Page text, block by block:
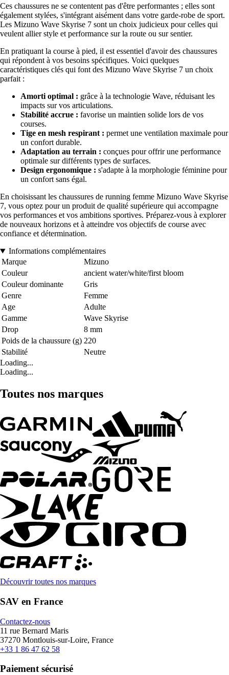
Ces chaussures ne se contentent pas d'être performantes ; elles sont
également stylées, s'intégrant aisément dans votre garde-robe de sport.
Les Mizuno Wave Skyrise 7 sont un choix judicieux pour celles qui
veulent allier style et performance sur la route ou sur sentier.
En pratiquant la course à pied, il est essentiel d'avoir des chaussures
qui répondent à vos besoins spécifiques. Voici quelques
caractéristiques clés qui font des Mizuno Wave Skyrise 7 un choix
parfait :
Amorti optimal : grâce à la technologie Wave, réduisant les
impacts sur vos articulations.
Stabilité accrue : favorise un maintien solide lors de vos
courses.
Tige en mesh respirant : permet une ventilation maximale pour
un confort durable.
Adaptation au terrain : conçues pour offrir une performance
optimale sur différents types de surfaces.
Design ergonomique : s'adapte à la morphologie féminine pour
un confort sans égal.
En choisissant les chaussures de running femme Mizuno Wave Skyrise
7, vous optez pour un produit de qualité supérieure qui accompagne
vos performances et vos ambitions sportives. Préparez-vous à explorer
de nouveaux horizons et à atteindre vos objectifs de course avec
confiance et détermination.
Informations complémentaires
Marque
Mizuno
Couleur
ancient water/white/first bloom
Couleur dominante
Gris
Genre
Femme
Age
Adulte
Gamme
Wave Skyrise
Drop
8 mm
Poids de la chaussure (g) 220
Stabilité
Neutre
Loading...
Loading...
Toutes nos marques
Découvrir toutes nos marques
SAV en France
Contactez-nous
11 rue Bernard Maris
37270 Montlouis-sur-Loire, France
+33 1 86 47 62 58
Paiement sécurisé